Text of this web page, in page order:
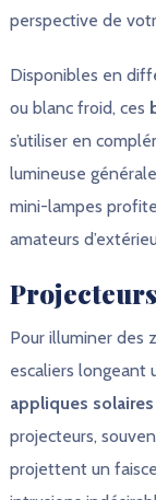
perspective de
Disponibles en
ou blanc froid, ces
s’utiliser en
lumineuse
mini-lampes
amateurs
Pour illuminer des
escaliers longeant
appliques solaires
projecteurs,
projettent un